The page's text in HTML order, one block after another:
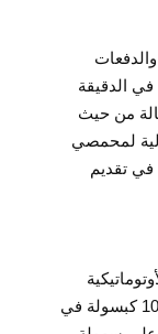
50-60 كبسولة في الدقيقة
من حيث
لمحمصي
في تقديم
ذات المسارين إنتاج ما يصل إلى حوالي 100 كبسولة في